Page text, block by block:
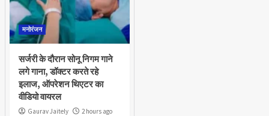
मनोरंजन
सर्जरी के दौरान सोनू निगम गाने
लगे गाना, डॉक्टर करते रहे
इलाज, ऑपरेशन थिएटर का
वीडियो वायरल
Gaurav Jaitely
2 hours ago